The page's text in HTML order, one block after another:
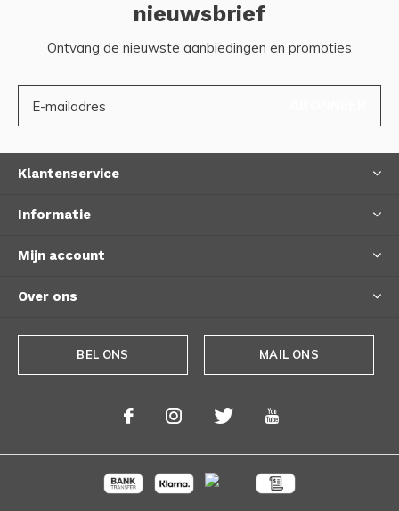
nieuwsbrief
Ontvang de nieuwste aanbiedingen en promoties
Klantenservice
Informatie
Mijn account
Over ons
BEL ONS MAIL ONS